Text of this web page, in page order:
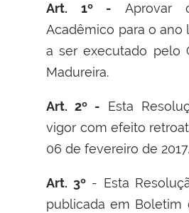
Art. 1º - Aprovar
Acadêmico para o ano
a ser executado pelo
Madureira.
Art. 2º - Esta
vigor com efeito
06 de fevereiro de 2017.
Art. 3º - Esta
publicada em Boletim